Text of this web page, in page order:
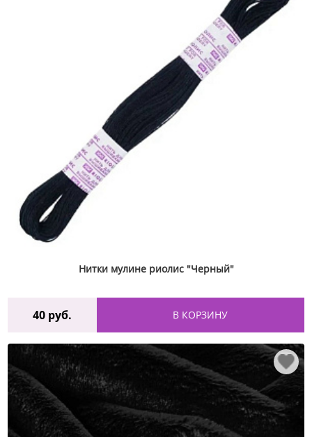
Нитки мулине риолис "Черный"
40руб. В КОРЗИНУ
♡